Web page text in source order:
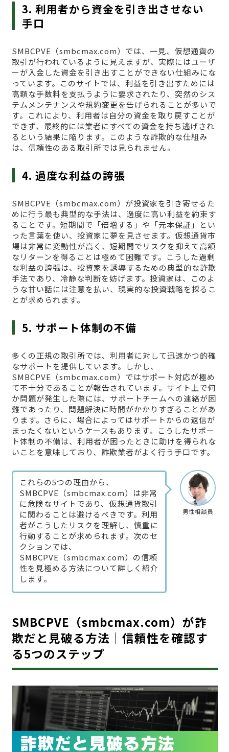
3. 利用者から資金を引き出させない
手口
SMBCPVE（smbcmax.com）では、一見、仮想通貨の
取引が行われているように見えますが、実際にはユーザ
ーが入金した資金を引き出すことができない仕組みにな
っています。このサイトでは、利益を引き出すためには
高額な手数料を支払うように要求されたり、突然のシス
テムメンテナンスや規約変更を告げられることが多いで
す。これにより、利用者は自分の資金を取り戻すことが
できず、最終的には業者にすべての資金を持ち逃げされ
るという結果に陥ります。このような詐欺的な仕組み
は、信頼性のある取引所では見られません。
4. 過度な利益の誇張
SMBCPVE（smbcmax.com）が投資家を引き寄せるた
めに行う最も典型的な手法は、過度に高い利益を約束す
ることです。短期間で「倍増する」や「元本保証」とい
った言葉を使い、投資家に夢を見させます。仮想通貨市
場は非常に変動性が高く、短期間でリスクを抑えて高額
なリターンを得ることは極めて困難です。こうした過剰
な利益の誇張は、投資家を誘導するための典型的な詐欺
手法であり、冷静な判断を妨げます。投資家は、このよ
うな甘い話には注意を払い、現実的な投資戦略を採るこ
とが求められます。
5. サポート体制の不備
多くの正規の取引所では、利用者に対して迅速かつ的確
なサポートを提供しています。しかし、
SMBCPVE（smbcmax.com）ではサポート対応が極め
て不十分であることが報告されています。サイト上で何
か問題が発生した際には、サポートチームへの連絡が困
難であったり、問題解決に時間がかかりすぎることがあ
ります。さらに、場合によってはサポートからの返信が
まったくないというケースもあります。こうしたサポー
ト体制の不備は、利用者が困ったときに助けを得られな
いことを意味しており、詐欺業者がよく行う手口です。
男性相談員
これらの5つの理由から、
SMBCPVE（smbcmax.com）は非常
に危険なサイトであり、仮想通貨取引
に関わることは避けるべきです。利用
者がこうしたリスクを理解し、慎重に
行動することが求められます。次のセ
クションでは、
SMBCPVE（smbcmax.com）の信頼
性を見極める方法について詳しく紹介
します。
SMBCPVE（smbcmax.com）が詐
欺だと見破る方法｜信頼性を確認す
る5つのステップ